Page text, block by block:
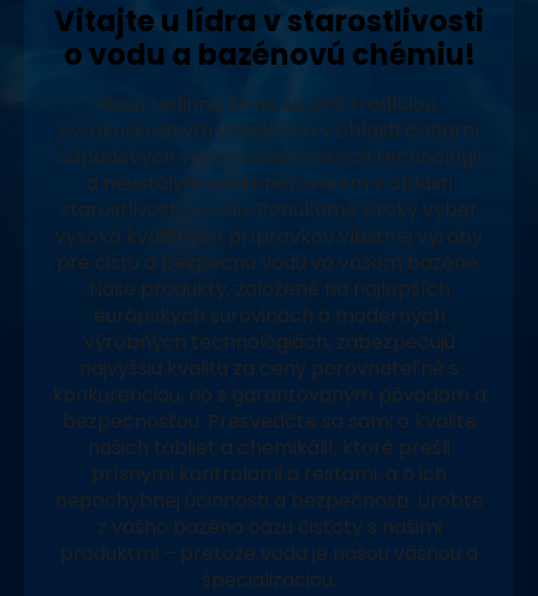
Vitajte u lídra v starostlivosti
o vodu a bazénovú chémiu!
Naša rodinná firma sa pýši tradíciou,
vysokoškolským vzdelaním v oblasti čistiarní
odpadových vôd a vodárenských technológií
a neustálym zdokonaľovaním v oblasti
starostlivosti o vodu. Ponúkame široký výber
vysoko kvalitných prípravkov vlastnej výroby
pre čistú a bezpečnú vodu vo vašom bazéne.
Naše produkty, založené na najlepších
európskych surovinách a moderných
výrobných technológiách, zabezpečujú
najvyššiu kvalitu za ceny porovnateľné s
konkurenciou, no s garantovaným pôvodom a
bezpečnosťou. Presvedčte sa sami o kvalite
našich tabliet a chemikálií, ktoré prešli
prísnymi kontrolami a testami, a o ich
nepochybnej účinnosti a bezpečnosti. Urobte
z vášho bazéna oázu čistoty s našimi
produktmi – pretože voda je našou vášňou a
špecializáciou.